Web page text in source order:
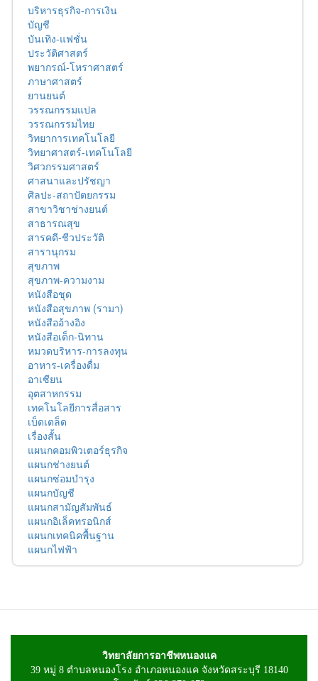
บริหารธุรกิจ-การเงิน
บัญชี
บันเทิง-แฟชั่น
ประวัติศาสตร์
พยากรณ์-โหราศาสตร์
ภาษาศาสตร์
ยานยนต์
วรรณกรรมแปล
วรรณกรรมไทย
วิทยาการเทคโนโลยี
วิทยาศาสตร์-เทคโนโลยี
วิศวกรรมศาสตร์
ศาสนาและปรัชญา
ศิลปะ-สถาปัตยกรรม
สาขาวิชาช่างยนต์
สาธารณสุข
สารคดี-ชีวประวัติ
สารานุกรม
สุขภาพ
สุขภาพ-ความงาม
หนังสือชุด
หนังสือสุขภาพ (รามา)
หนังสืออ้างอิง
หนังสือเด็ก-นิทาน
หมวดบริหาร-การลงทุน
อาหาร-เครื่องดื่ม
อาเซียน
อุตสาหกรรม
เทคโนโลยีการสื่อสาร
เบ็ดเตล็ด
เรื่องสั้น
แผนกคอมพิวเตอร์ธุรกิจ
แผนกช่างยนต์
แผนกซ่อมบำรุง
แผนกบัญชี
แผนกสามัญสัมพันธ์
แผนกอิเล็คทรอนิกส์
แผนกเทคนิคพื้นฐาน
แผนกไฟฟ้า
วิทยาลัยการอาชีพหนองแค
39 หมู่ 8 ตำบลหนองโรง อำเภอหนองแค จังหวัดสระบุรี 18140